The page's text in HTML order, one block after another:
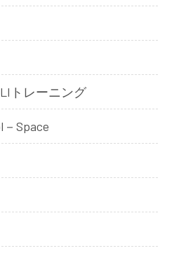
トレーニング
Space